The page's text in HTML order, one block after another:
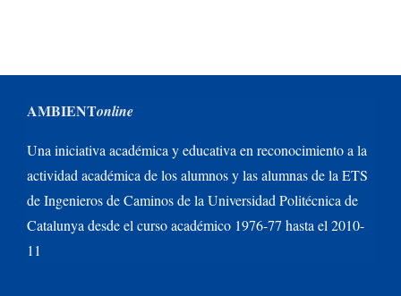
AMBIENTonline
Una iniciativa académica y educativa en reconocimiento a la
actividad académica de los alumnos y las alumnas de la ETS
de Ingenieros de Caminos de la Universidad Politécnica de
Catalunya desde el curso académico 1976-77 hasta el 2010-
11